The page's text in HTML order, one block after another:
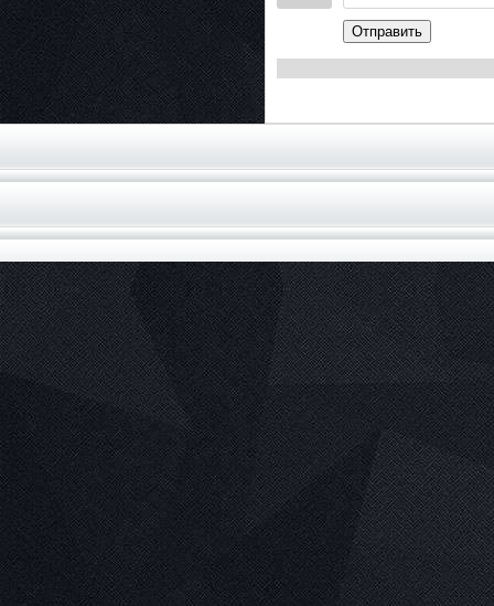
Отправить